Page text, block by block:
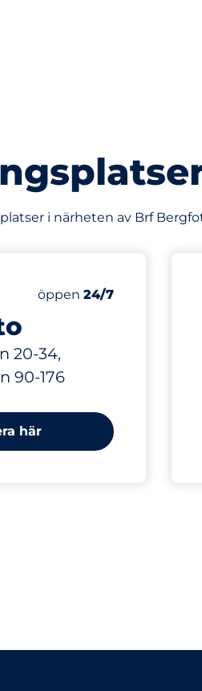
i närheten av Brf
20-34,
90-176
Antal parkeringsplatser:
Totalt antal platser
Lördag
öppen 24/7
här